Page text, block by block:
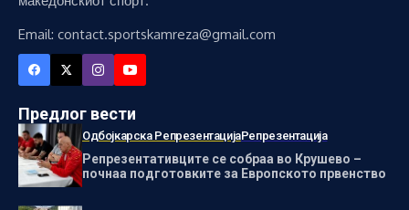
Email: contact.sportskamreza@gmail.com
Предлог вести
Одбојкарска РепрезентацијаРепрезентација
Репрезентативците се собраа во Крушево –
почнаа подготовките за Европското првенство